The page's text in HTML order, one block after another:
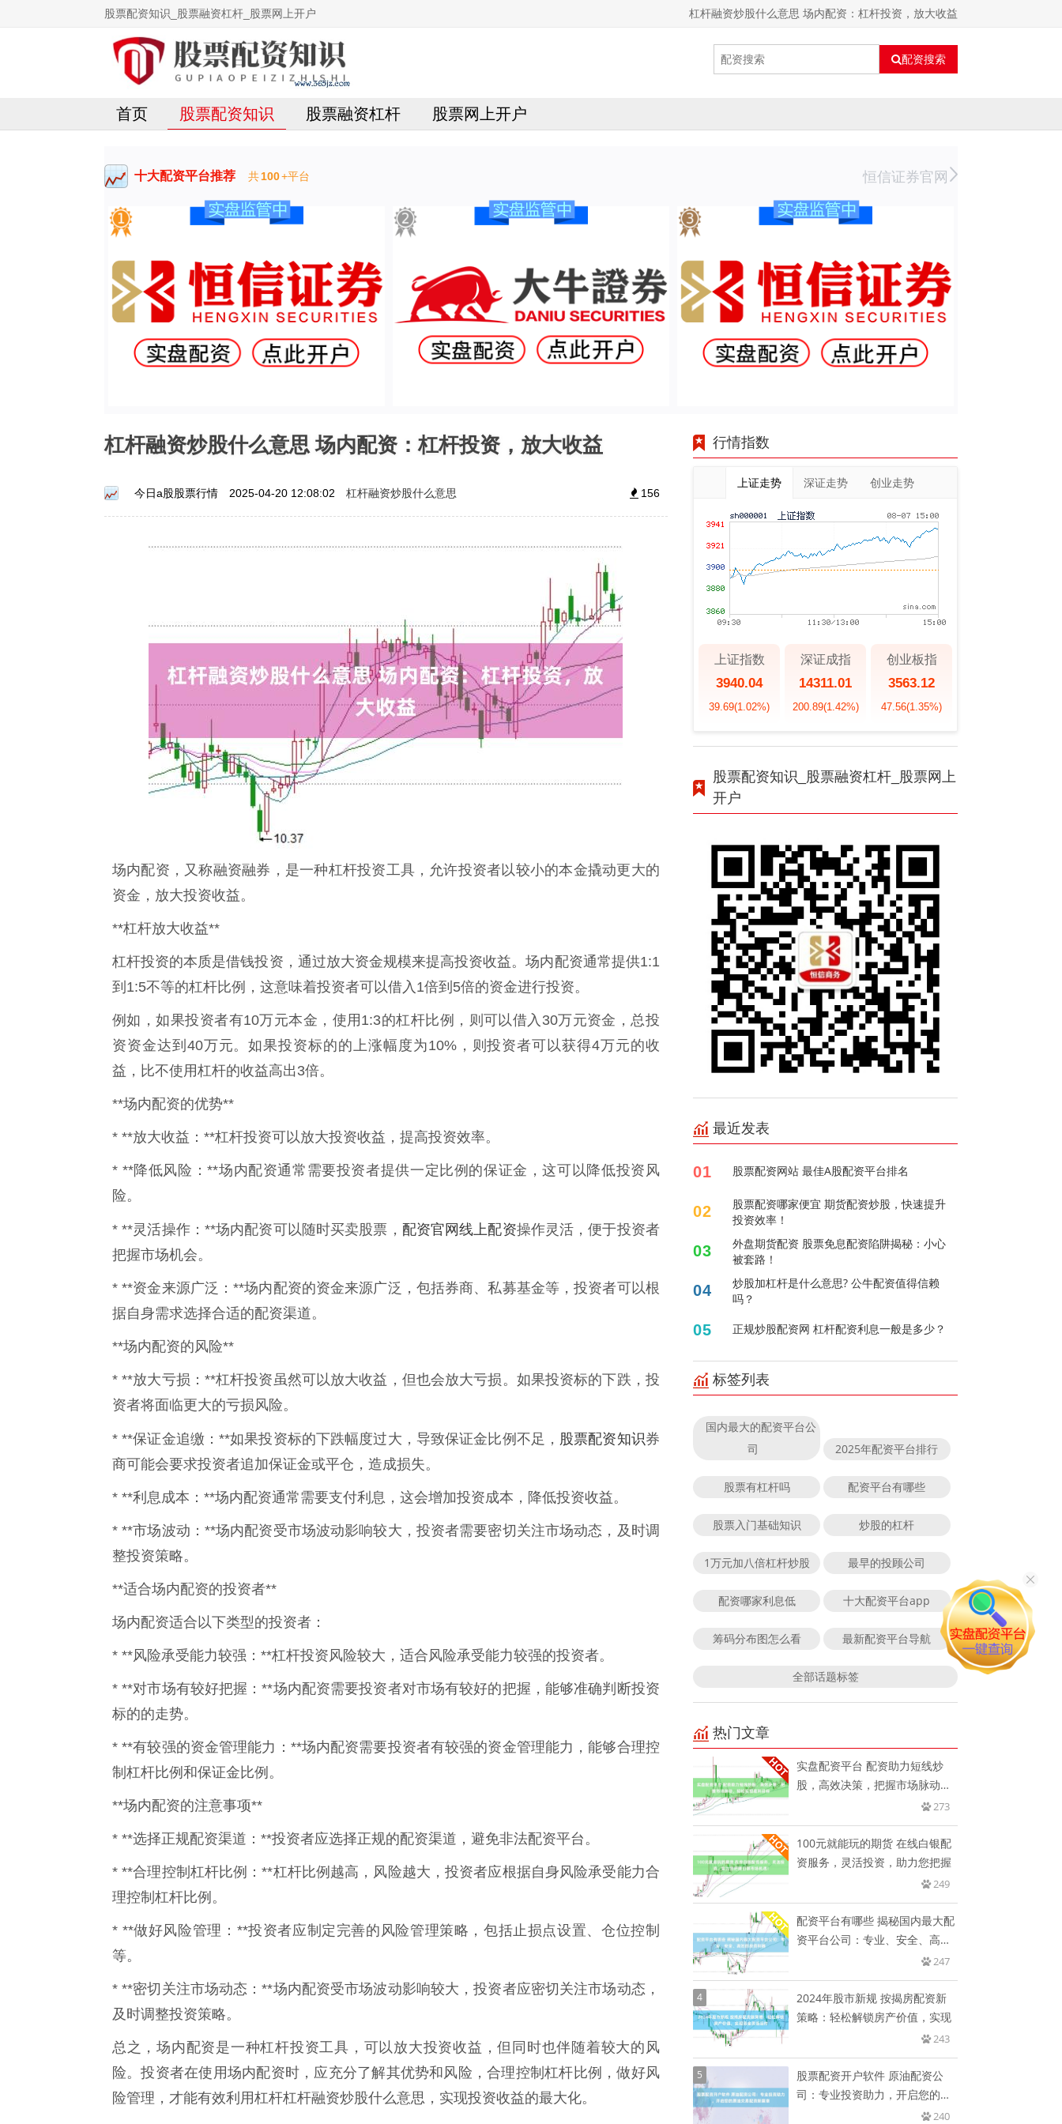
股票配资知识_股票融资杠杆_股票网上开户 杠杆融资炒股什么意思 场内配资：杠杆投资，放大收益
配资搜索
首页 股票配资知识 股票融资杠杆 股票网上开户
十大配资平台推荐 共100+平台 恒信证券官网
杠杆融资炒股什么意思 场内配资：杠杆投资，放大收益
今日a股股票行情 2025-04-20 12:08:02 杠杆融资炒股什么意思 156
场内配资，又称融资融券，是一种杠杆投资工具，允许投资者以较小的本金撬动更大的
资金，放大投资收益。
**杠杆放大收益**
杠杆投资的本质是借钱投资，通过放大资金规模来提高投资收益。场内配资通常提供1:1
到1:5不等的杠杆比例，这意味着投资者可以借入1倍到5倍的资金进行投资。
例如，如果投资者有10万元本金，使用1:3的杠杆比例，则可以借入30万元资金，总投
资资金达到40万元。如果投资标的的上涨幅度为10%，则投资者可以获得4万元的收
益，比不使用杠杆的收益高出3倍。
**场内配资的优势**
* **放大收益：**杠杆投资可以放大投资收益，提高投资效率。
* **降低风险：**场内配资通常需要投资者提供一定比例的保证金，这可以降低投资风
险。
* **灵活操作：**场内配资可以随时买卖股票， 配资官网线上配资操作灵活，便于投资者
把握市场机会。
* **资金来源广泛：**场内配资的资金来源广泛，包括券商、私募基金等，投资者可以根
据自身需求选择合适的配资渠道。
**场内配资的风险**
* **放大亏损：**杠杆投资虽然可以放大收益，但也会放大亏损。如果投资标的下跌，投
资者将面临更大的亏损风险。
* **保证金追缴：**如果投资标的下跌幅度过大，导致保证金比例不足， 股票配资知识券
商可能会要求投资者追加保证金或平仓，造成损失。
* **利息成本：**场内配资通常需要支付利息，这会增加投资成本，降低投资收益。
* **市场波动：**场内配资受市场波动影响较大，投资者需要密切关注市场动态，及时调
整投资策略。
**适合场内配资的投资者**
场内配资适合以下类型的投资者：
* **风险承受能力较强：**杠杆投资风险较大，适合风险承受能力较强的投资者。
* **对市场有较好把握：**场内配资需要投资者对市场有较好的把握，能够准确判断投资
标的的走势。
* **有较强的资金管理能力：**场内配资需要投资者有较强的资金管理能力，能够合理控
制杠杆比例和保证金比例。
**场内配资的注意事项**
* **选择正规配资渠道：**投资者应选择正规的配资渠道，避免非法配资平台。
* **合理控制杠杆比例：**杠杆比例越高，风险越大，投资者应根据自身风险承受能力合
理控制杠杆比例。
* **做好风险管理：**投资者应制定完善的风险管理策略，包括止损点设置、仓位控制
等。
* **密切关注市场动态：**场内配资受市场波动影响较大，投资者应密切关注市场动态，
及时调整投资策略。
总之，场内配资是一种杠杆投资工具，可以放大投资收益，但同时也伴随着较大的风
险。投资者在使用场内配资时，应充分了解其优势和风险，合理控制杠杆比例，做好风
险管理，才能有效利用杠杆杠杆融资炒股什么意思，实现投资收益的最大化。
行情指数
上证走势 深证走势 创业走势
上证指数
3940.04
39.69(1.02%)
深证成指
14311.01
200.89(1.42%)
创业板指
3563.12
47.56(1.35%)
股票配资知识_股票融资杠杆_股票网上
开户
最近发表
01 股票配资网站 最佳A股配资平台排名
02
股票配资哪家便宜 期货配资炒股，快速提升
投资效率！
03
外盘期货配资 股票免息配资陷阱揭秘：小心
被套路！
04
炒股加杠杆是什么意思? 公牛配资值得信赖
吗？
05 正规炒股配资网 杠杆配资利息一般是多少？
标签列表
国内最大的配资平台公
司
2025年配资平台排行
股票有杠杆吗 配资平台有哪些
股票入门基础知识 炒股的杠杆
1万元加八倍杠杆炒股 最早的投顾公司
配资哪家利息低 十大配资平台app
筹码分布图怎么看 最新配资平台导航
全部话题标签
热门文章
实盘配资平台 配资助力短线炒
股，高效决策，把握市场脉动，
273
100元就能玩的期货 在线白银配
资服务，灵活投资，助力您把握
249
配资平台有哪些 揭秘国内最大配
资平台公司：专业、安全、高效
247
4
2024年股市新规 按揭房配资新
策略：轻松解锁房产价值，实现
243
5
股票配资开户软件 原油配资公
司：专业投资助力，开启您的原
240